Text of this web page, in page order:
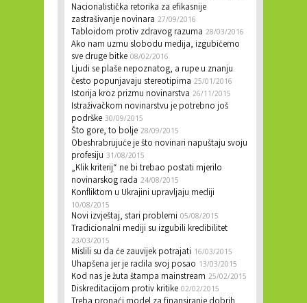
Nacionalistička retorika za efikasnije
zastrašivanje novinara 27/09/2016
Tabloidom protiv zdravog razuma 28/03/2016
Ako nam uzmu slobodu medija, izgubićemo
sve druge bitke 08/02/2016
Ljudi se plaše nepoznatog, a rupe u znanju
često popunjavaju stereotipima 25/01/2016
Istorija kroz prizmu novinarstva 26/11/2015
Istraživačkom novinarstvu je potrebno još
podrške 30/09/2015
Što gore, to bolje 28/09/2015
Obeshrabrujuće je što novinari napuštaju svoju
profesiju 31/08/2015
„Klik kriterij“ ne bi trebao postati mjerilo
novinarskog rada 24/08/2015
Konfliktom u Ukrajini upravljaju mediji
10/08/2015
Novi izvještaj, stari problemi 05/08/2015
Tradicionalni mediji su izgubili kredibilitet
23/03/2015
Mislili su da će zauvijek potrajati 16/03/2015
Uhapšena jer je radila svoj posao 13/03/2015
Kod nas je žuta štampa mainstream 25/02/2015
Diskreditacijom protiv kritike 02/02/2015